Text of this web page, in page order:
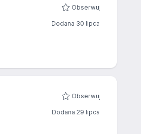
Obserwuj
Dodana 30 lipca
Obserwuj
Dodana 29 lipca